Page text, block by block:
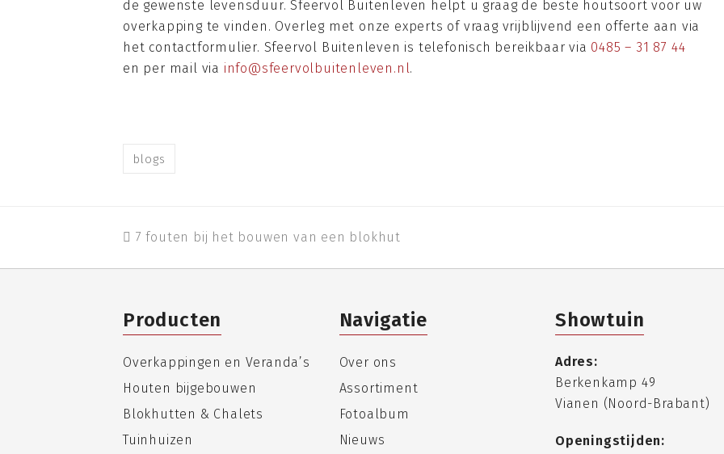
de gewenste levensduur. Sfeervol Buitenleven helpt u graag de beste houtsoort voor uw
overkapping te vinden. Overleg met onze experts of vraag vrijblijvend een offerte aan via
het contactformulier. Sfeervol Buitenleven is telefonisch bereikbaar via 0485 – 31 87 44
en per mail via info@sfeervolbuitenleven.nl.
blogs
previous
7 fouten bij het bouwen van een blokhut
Producten
Overkappingen en Veranda’s
Houten bijgebouwen
Blokhutten & Chalets
Tuinhuizen
Navigatie
Over ons
Assortiment
Fotoalbum
Nieuws
Showtuin
Adres:
Berkenkamp 49
Vianen (Noord-Brabant)
Openingstijden: